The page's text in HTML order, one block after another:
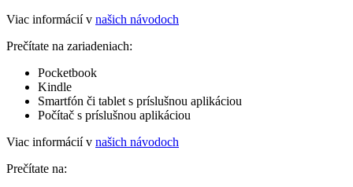
Viac informácií v našich návodoch
Prečítate na zariadeniach:
Pocketbook
Kindle
Smartfón či tablet s príslušnou aplikáciou
Počítač s príslušnou aplikáciou
Viac informácií v našich návodoch
Prečítate na: